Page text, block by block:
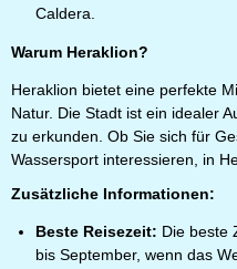
Caldera.
Warum Heraklion?
Heraklion bietet eine perfekte
Natur. Die Stadt ist ein idealer
zu erkunden. Ob Sie sich für
Wassersport interessieren, in
Zusätzliche Informationen:
Beste Reisezeit: Die beste
bis September, wenn das